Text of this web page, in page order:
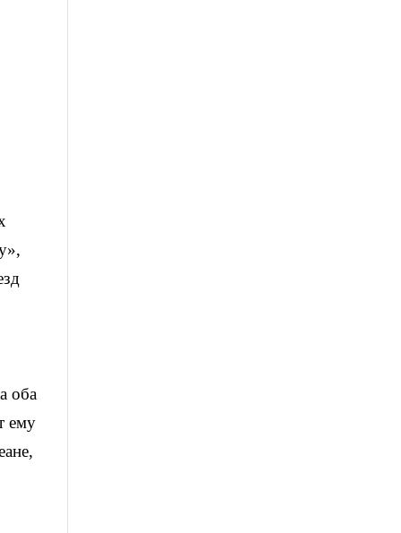
оба
ему